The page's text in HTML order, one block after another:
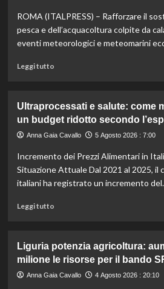
il
menù
ideale
esperti.
ROMA (ITALPRESS) – Rafforzare il
pesca e dell’acquacoltura colpite da
eventi meteorologici e meteomarini
Leggi tuttoLeggi
Fondo
di
solidarietà:
milioni
per
le
colpite
da
calamità.
Ultraprocessati e salute: come
un budget ridotto secondo
Anna Gaia Cavallo 5 Agosto 2026 : 7:00
Incremento dei Prezzi Alimentari in
Situazione Attuale Dal 2021 al 2025, il
italiani ha registrato un incremento
Leggi tuttoLeggi
Ultraprocessati
e
salute:
Liguria potenzia agricoltura:
milione le risorse per il bando
Anna Gaia Cavallo 4 Agosto 2026 : 20:10